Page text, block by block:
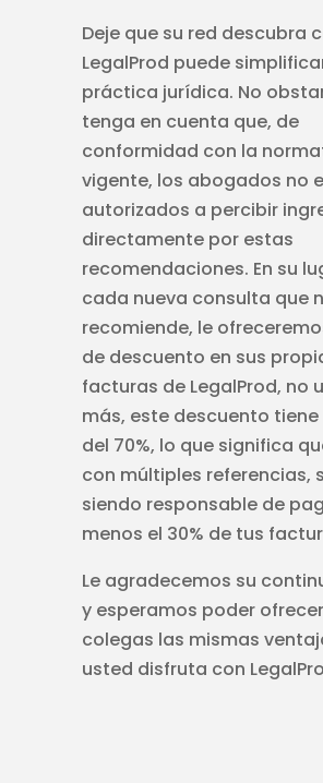
Deje que su red descubra
LegalProd puede
práctica jurídica. No
tenga en cuenta que, de
conformidad con la
vigente, los abogados no
autorizados a percibir
directamente por estas
recomendaciones. En su
cada nueva consulta que
recomiende, le
de descuento en sus
facturas de LegalProd, no
más, este descuento
del 70%, lo que significa
con múltiples referencias,
siendo responsable de
menos el 30% de tus
Le agradecemos su
y esperamos poder
colegas las mismas
usted disfruta con